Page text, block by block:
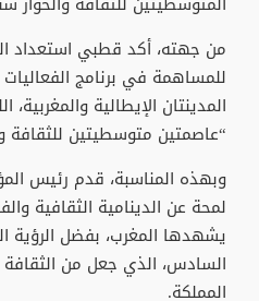
من جهته، أكد قطبي استعداد
للمساهمة في برنامج
المدينتان الإيطالية والمغربية،
“عاصمتين متوسطيتين للثقافة
وبهذه المناسبة، قدم رئيس
لمحة عن الدينامية الثقافية
يشهدها المغرب، بفضل الرؤية
السادس، الذي جعل من الثقافة
المملكة.